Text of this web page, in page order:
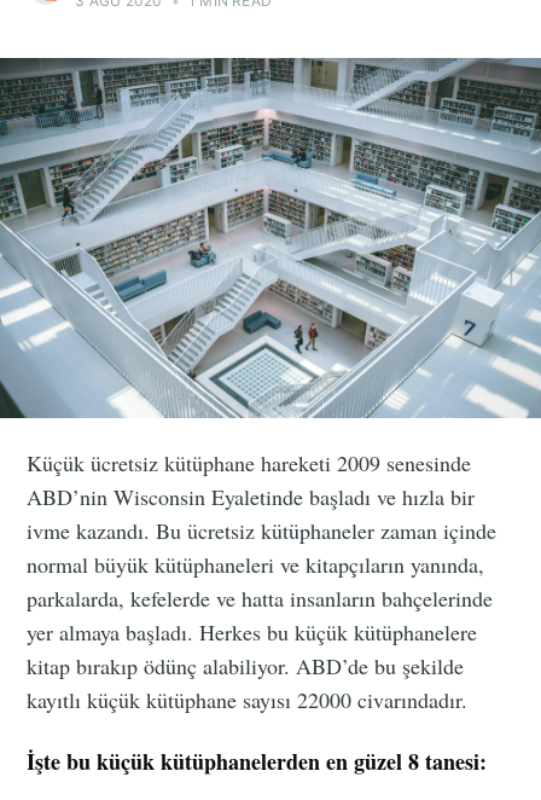
Küçük ücretsiz kütüphane hareketi 2009 senesinde
ABD’nin Wisconsin Eyaletinde başladı ve hızla bir
ivme kazandı. Bu ücretsiz kütüphaneler zaman içinde
normal büyük kütüphaneleri ve kitapçıların yanında,
parkalarda, kefelerde ve hatta insanların bahçelerinde
yer almaya başladı. Herkes bu küçük kütüphanelere
kitap bırakıp ödünç alabiliyor. ABD’de bu şekilde
kayıtlı küçük kütüphane sayısı 22000 civarındadır.
İşte bu küçük kütüphanelerden en güzel 8 tanesi: